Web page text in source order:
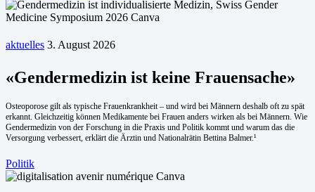
aktuelles 3. August 2026
«Gendermedizin ist keine Frauensache»
Osteoporose gilt als typische Frauenkrankheit – und wird bei Männern deshalb oft zu spät
erkannt. Gleichzeitig können Medikamente bei Frauen anders wirken als bei Männern. Wie
Gendermedizin von der Forschung in die Praxis und Politik kommt und warum das die
Versorgung verbessert, erklärt die Ärztin und Nationalrätin Bettina Balmer.¹
Politik